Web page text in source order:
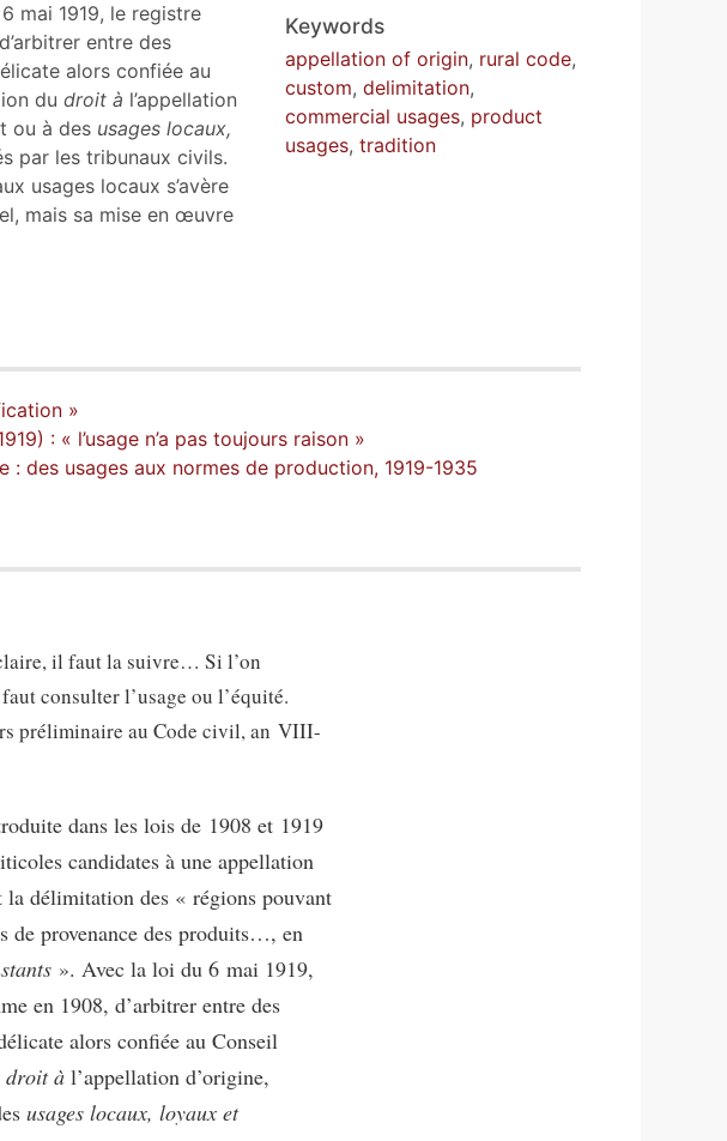
mai 1919, le registre
entre des
alors confiée au
du droit à l’appellation
ou à des usages locaux,
par les tribunaux civils.
usages locaux s’avère
mais sa mise en œuvre
Keywords
appellation of origin, rural code,
custom,delimitation,
commercial usages, product
usages,tradition
»
: « l’usage n’a pas toujours raison »
: des usages aux normes de production, 1919-1935
il faut la suivre… Si l’on
consulter l’usage ou l’équité.
préliminaire au Code civil, an VIII-
dans les lois de 1908 et 1919
candidates à une appellation
délimitation des « régions pouvant
de provenance des produits…, en
». Avec la loi du 6 mai 1919,
en 1908, d’arbitrer entre des
alors confiée au Conseil
droit à l’appellation d’origine,
usages locaux, loyaux et